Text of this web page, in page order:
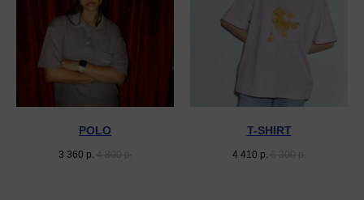
POLO
3 360 р.
T-SHIRT
4 410 р.